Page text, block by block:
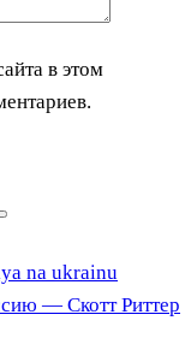
в этом
— Скотт Риттер